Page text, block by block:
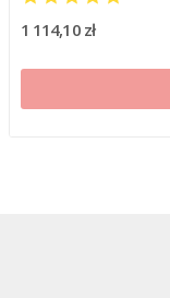
1 114,10 zł